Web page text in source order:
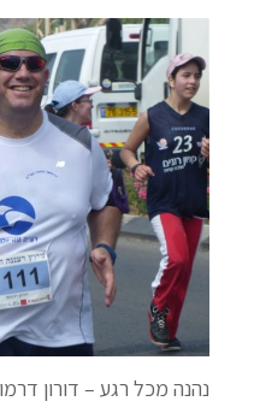
נהנה מכל רגע – דורון